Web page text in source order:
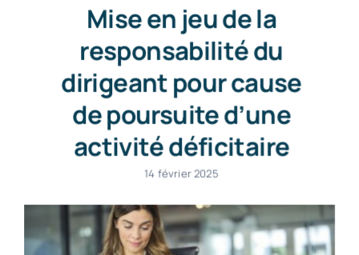
Mise en jeu de la
responsabilité du
dirigeant pour cause
de poursuite d’une
activité déficitaire
14 février 2025